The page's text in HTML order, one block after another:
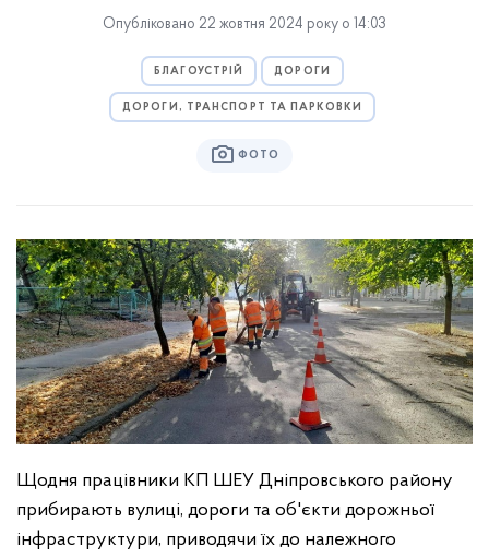
Опубліковано 22 жовтня 2024 року о 14:03
БЛАГОУСТРІЙ ДОРОГИ
ДОРОГИ, ТРАНСПОРТ ТА ПАРКОВКИ
ФОТО
Щодня працівники КП ШЕУ Дніпровського району
прибирають вулиці, дороги та об'єкти дорожньої
інфраструктури, приводячи їх до належного